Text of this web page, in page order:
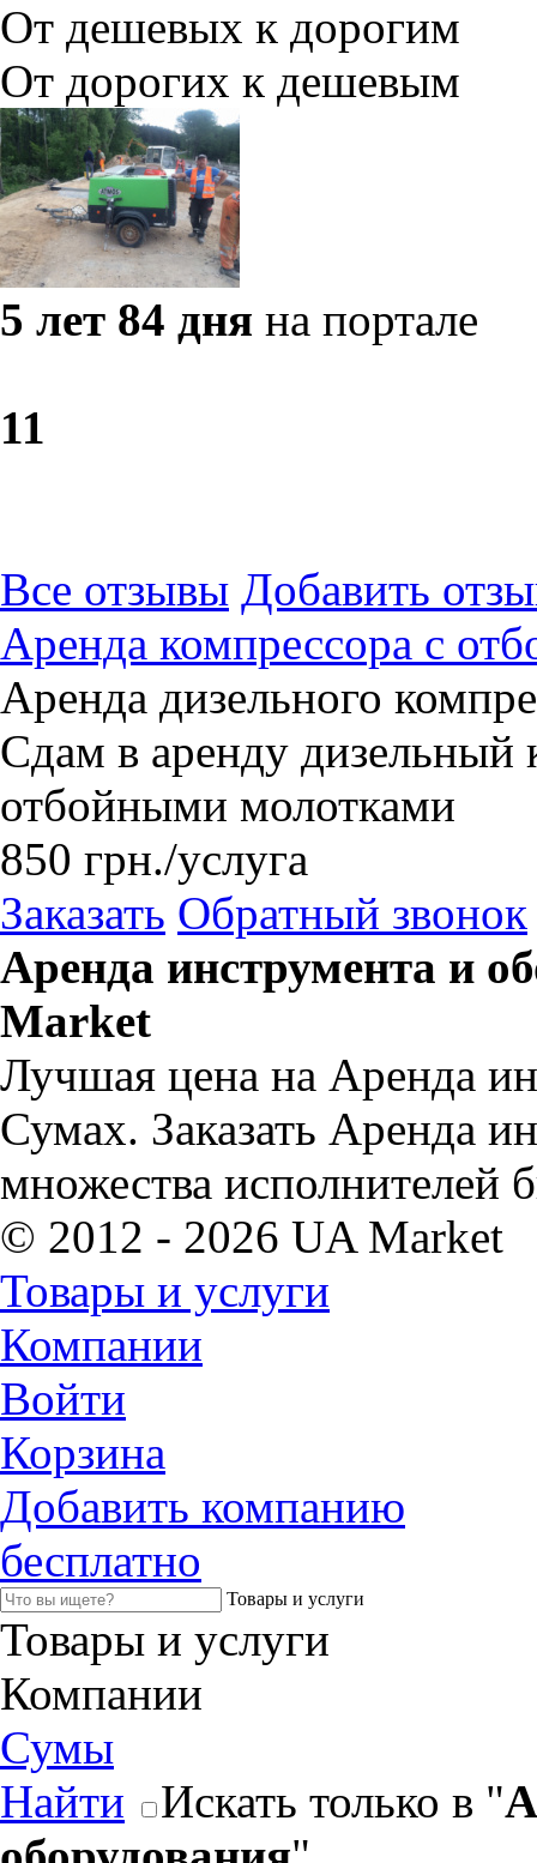
От дешевых к дорогим
От дорогих к дешевым
5 лет 84 дня на портале
11
Все отзывы Добавить
Аренда компрессора с
Аренда дизельного
Сдам в аренду дизельный
отбойными молотками
850 грн./услуга
Заказать Обратный звонок
Аренда инструмента и
Market
Лучшая цена на Аренда
Сумах. Заказать Аренда
множества исполнителей
© 2012 - 2026 UA Market
Товары и услуги
Компании
Войти
Корзина
Добавить компанию
бесплатно
Товары и услуги
Товары и услуги
Компании
Сумы
Найти
Искать только в "